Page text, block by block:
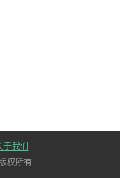
于我们
权所有